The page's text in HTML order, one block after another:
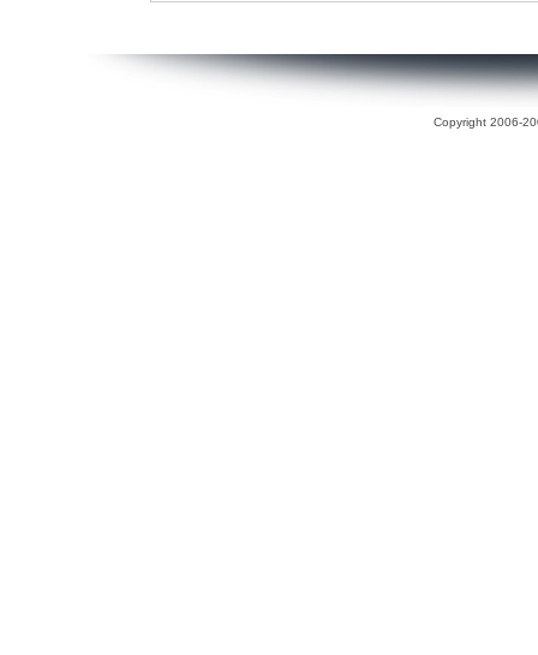
Copyright 2006-